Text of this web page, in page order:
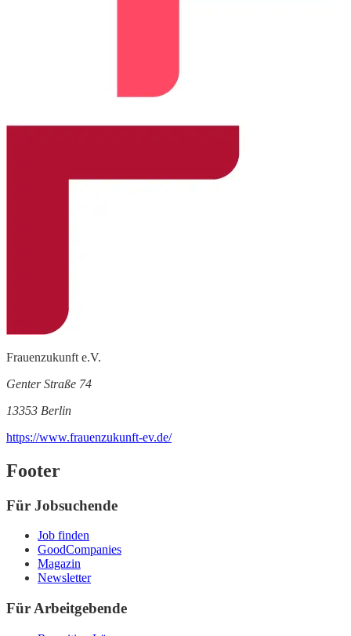
Frauenzukunft e.V.
Genter Straße 74
13353 Berlin
https://www.frauenzukunft-ev.de/
Footer
Für Jobsuchende
Job finden
GoodCompanies
Magazin
Newsletter
Für Arbeitgebende